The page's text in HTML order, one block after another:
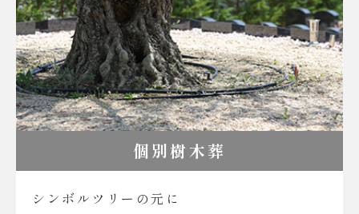
個別樹木葬
シンボルツリーの元に